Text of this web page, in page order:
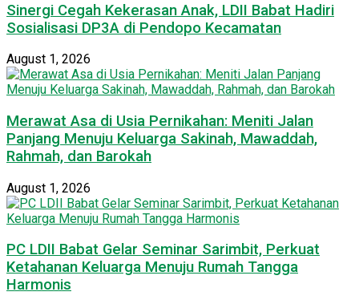
Sinergi Cegah Kekerasan Anak, LDII Babat Hadiri
Sosialisasi DP3A di Pendopo Kecamatan
August 1, 2026
Merawat Asa di Usia Pernikahan: Meniti Jalan
Panjang Menuju Keluarga Sakinah, Mawaddah,
Rahmah, dan Barokah
August 1, 2026
PC LDII Babat Gelar Seminar Sarimbit, Perkuat
Ketahanan Keluarga Menuju Rumah Tangga
Harmonis